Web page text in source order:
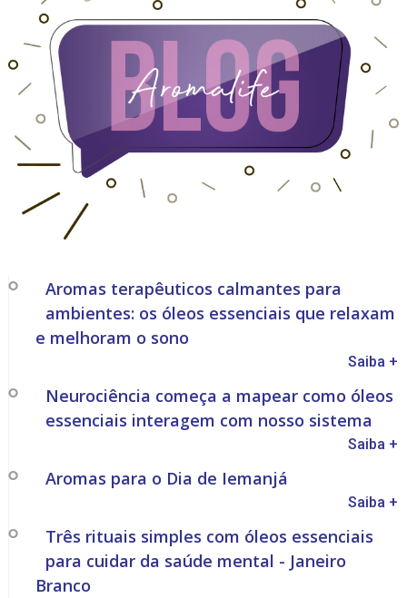
Aromas terapêuticos calmantes para
ambientes: os óleos essenciais que relaxam
e melhoram o sono
Saiba +
Neurociência começa a mapear como óleos
essenciais interagem com nosso sistema
Saiba +
Aromas para o Dia de Iemanjá
Saiba +
Três rituais simples com óleos essenciais
para cuidar da saúde mental - Janeiro
Branco